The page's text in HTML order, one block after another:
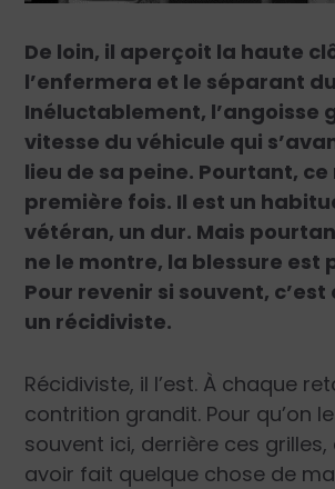
De loin, il aperçoit la haute
l’enfermera et le séparant
Inéluctablement, l’angoisse
vitesse du véhicule qui
lieu de sa peine. Pourtant, ce
première fois. Il est un
vétéran, un dur. Mais
ne le montre, la blessure est
Pour revenir si souvent, c’est
un récidiviste.
Récidiviste, il l’est. À chaque
contrition grandit. Pour qu’on
souvent ici, derrière ces grilles,
avoir fait quelque chose de